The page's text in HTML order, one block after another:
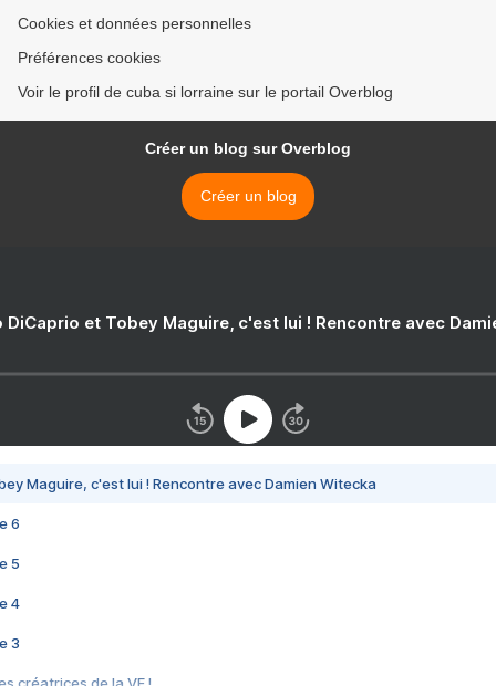
Cookies et données personnelles
Préférences cookies
Voir le profil de cuba si lorraine sur le portail Overblog
Créer un blog sur Overblog
Créer un blog
DiCaprio et Tobey Maguire, c'est lui ! Rencontre avec
Maguire, c'est lui ! Rencontre avec Damien Witecka
6
5
4
3